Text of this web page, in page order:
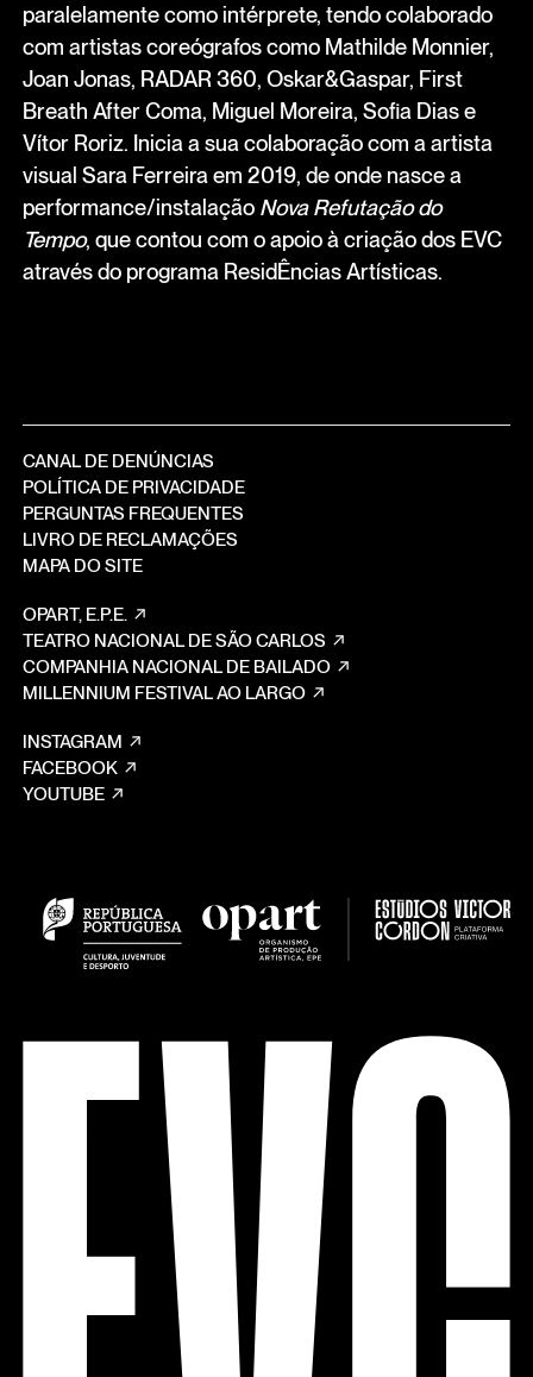
paralelamente como intérprete, tendo colaborado
com artistas coreógrafos como Mathilde Monnier,
Joan Jonas, RADAR 360, Oskar&Gaspar, First
Breath After Coma, Miguel Moreira, Sofia Dias e
Vítor Roriz. Inicia a sua colaboração com a artista
visual Sara Ferreira em 2019, de onde nasce a
performance/instalação Nova Refutação do
Tempo, que contou com o apoio à criação dos EVC
através do programa ResidÊncias Artísticas.
CANAL DE DENÚNCIAS
POLÍTICA DE PRIVACIDADE
PERGUNTAS FREQUENTES
LIVRO DE RECLAMAÇÕES
MAPA DO SITE
OPART, E.P.E.
TEATRO NACIONAL DE SÃO CARLOS
COMPANHIA NACIONAL DE BAILADO
MILLENNIUM FESTIVAL AO LARGO
INSTAGRAM
FACEBOOK
YOUTUBE